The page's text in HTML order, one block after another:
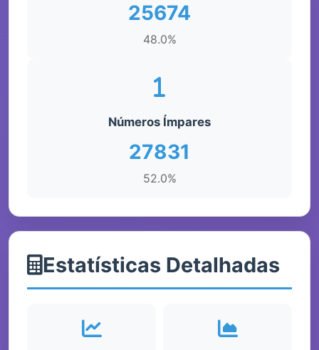
25674
48.0%
Números Ímpares
27831
52.0%
Estatísticas Detalhadas